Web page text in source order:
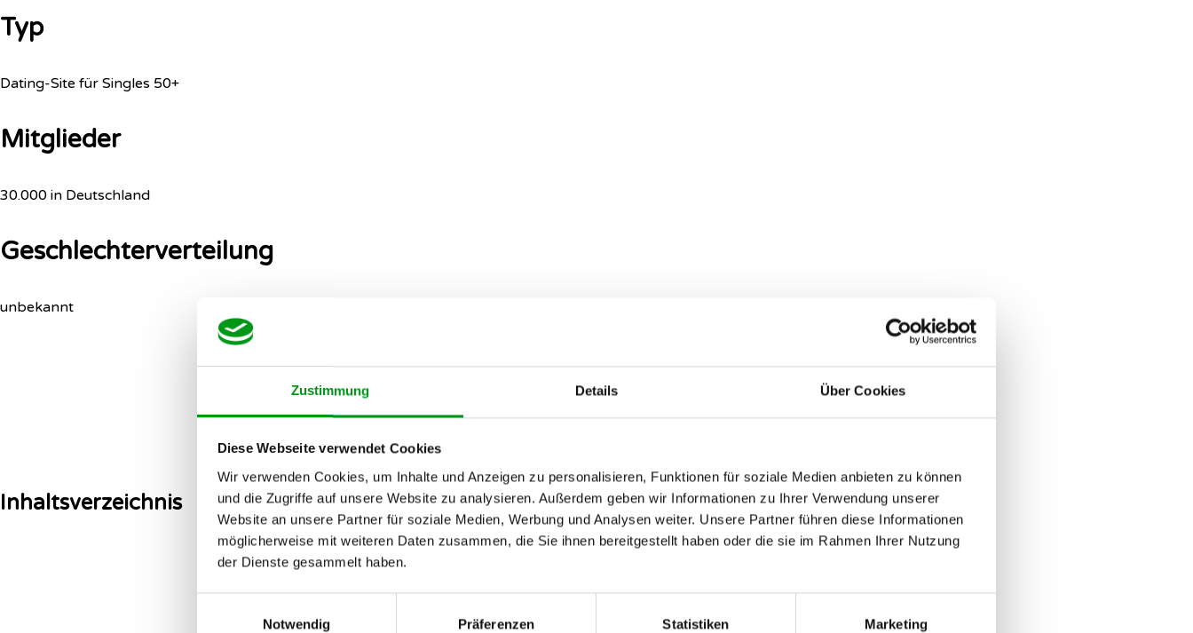
Zustimmung Details Über Cookies
Diese Webseite verwendet Cookies
Wir verwenden Cookies, um Inhalte und Anzeigen zu personalisieren, Funktionen für soziale Medien anbieten zu können
und die Zugriffe auf unsere Website zu analysieren. Außerdem geben wir Informationen zu Ihrer Verwendung unserer
Website an unsere Partner für soziale Medien, Werbung und Analysen weiter. Unsere Partner führen diese Informationen
möglicherweise mit weiteren Daten zusammen, die Sie ihnen bereitgestellt haben oder die sie im Rahmen Ihrer Nutzung
der Dienste gesammelt haben.
Notwendig
Präferenzen Statistiken Marketing
Typ
Dating-Site für Singles 50+
Mitglieder
30.000 in Deutschland
Geschlechterverteilung
unbekannt
Inhaltsverzeichnis